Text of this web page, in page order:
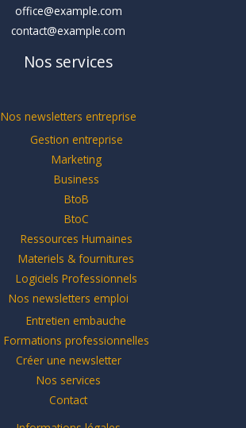
office@example.com
contact@example.com
Nos services
Nos newsletters entreprise
Gestion entreprise
Marketing
Business
BtoB
BtoC
Ressources Humaines
Materiels & fournitures
Logiciels Professionnels
Nos newsletters emploi
Entretien embauche
Formations professionnelles
Créer une newsletter
Nos services
Contact